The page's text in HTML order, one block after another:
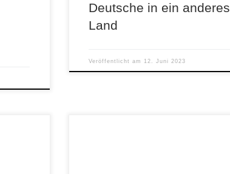
Deutsche in ein anderes
Land
Veröffentlicht am 12. Juni 2023